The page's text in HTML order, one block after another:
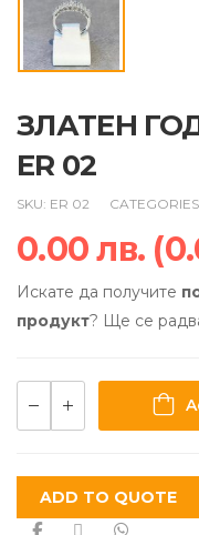
ЗЛАТЕН
ER 02
SKU: ER 02
0.00лв. (
Искате да получите
продукт? Ще се
ADD TO QUOTE